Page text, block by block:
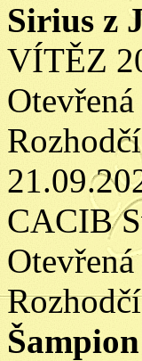
Sirius z
VÍTĚZ
CACIB